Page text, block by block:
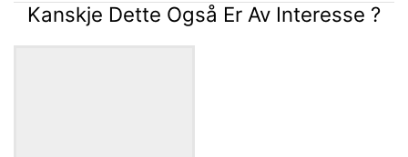
Kanskje Dette Også Er Av Interesse ?